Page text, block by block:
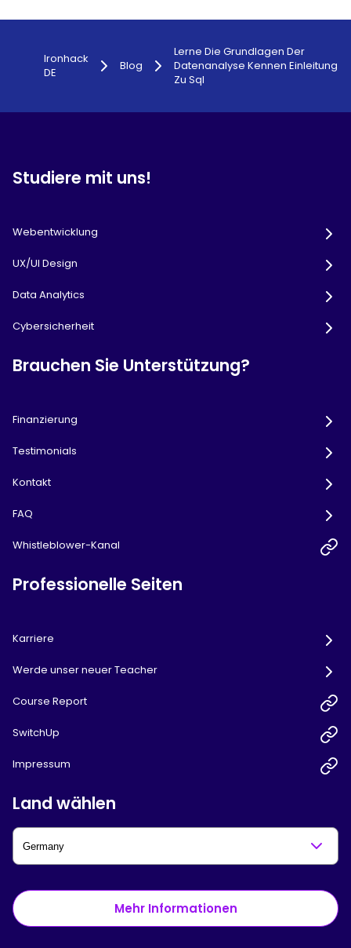
Ironhack
DE
Blog
Lerne Die Grundlagen Der
Datenanalyse Kennen Einleitung
Zu Sql
Studiere mit uns!
Webentwicklung
UX/UI Design
Data Analytics
Cybersicherheit
Brauchen Sie Unterstützung?
Finanzierung
Testimonials
Kontakt
FAQ
Whistleblower-Kanal
Professionelle Seiten
Karriere
Werde unser neuer Teacher
Course Report
SwitchUp
Impressum
Land wählen
Mehr Informationen